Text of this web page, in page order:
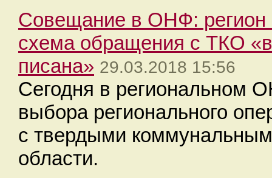
Совещание в ОНФ: регион
схема обращения с ТКО
писана» 29.03.2018 15:56
Сегодня в региональном
выбора регионального
с твердыми
области.